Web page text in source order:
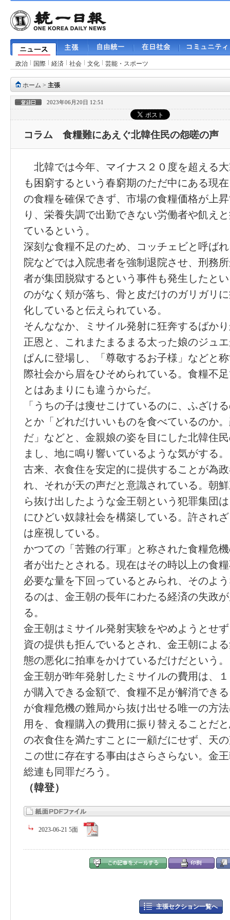
政治 国際 経済 社会 文化 芸能・スポーツ
ホーム > 主張
2023年06月20日 12:51
コラム 食糧難にあえぐ北韓住民の怨嗟の声
北韓では今年、マイナス２０度を超える
も困窮するという春窮期のただ中にある現
の食糧を確保できず、市場の食糧価格が上
り、栄養失調で出勤できない労働者や飢え
ているという。
深刻な食糧不足のため、コッチェビと呼ば
院などでは入院患者を強制退院させ、刑務
者が集団脱獄するという事件も発生したと
のがなく頬が落ち、骨と皮だけのガリガリ
化していると伝えられている。
そんななか、ミサイル発射に狂奔するばか
正恩と、これまたまるまる太った娘のジュ
ぱんに登場し、「尊敬するお子様」などと
際社会から眉をひそめられている。食糧不
とはあまりにも違うからだ。
「うちの子は痩せこけているのに、ふざけ
とか「どれだけいいものを食べているのか
だ」などと、金親娘の姿を目にした北韓住
まし、地に鳴り響いているような気がする。
古来、衣食住を安定的に提供することが為
れ、それが天の声だと意識されている。朝
ら抜け出したような金王朝という犯罪集団
にひどい奴隷社会を構築している。許され
は座視している。
かつての「苦難の行軍」と称された食糧危
者が出たとされる。現在はその時以上の食
必要な量を下回っているとみられ、そのよ
るのは、金王朝の長年にわたる経済の失政
る。
金王朝はミサイル発射実験をやめようとせ
資の提供も拒んでいるとされ、金王朝によ
態の悪化に拍車をかけているだけだという。
金王朝が昨年発射したミサイルの費用は、
が購入できる金額で、食糧不足が解消でき
が食糧危機の難局から抜け出せる唯一の方
用を、食糧購入の費用に振り替えることだ
の衣食住を満たすことに一顧だにせず、天
この世に存在する事由はさらさらない。金
総連も同罪だろう。
（韓登）
2023-06-21 5面
主張セクション一覧へ